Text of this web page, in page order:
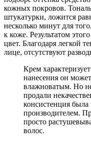
кожных покровов.
штукатурки, ложится
несколько минут для
к коже. Результатом
цвет. Благодаря легкой
лице, отсутствуют
Крем
нанесения он
влажноватым. Но
продали
консистенция была
производителем.
просто
волос.